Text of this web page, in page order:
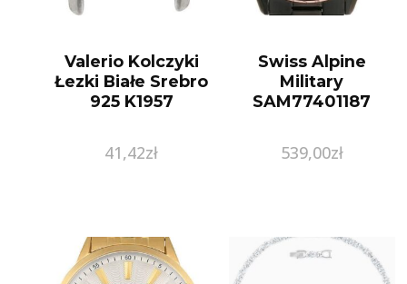
Valerio Kolczyki
Łezki Białe Srebro
925 K1957
41,42zł
Swiss Alpine
Military
SAM77401187
539,00zł